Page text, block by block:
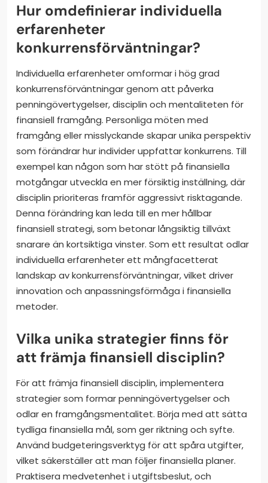
Hur omdefinierar individuella
erfarenheter
konkurrensförväntningar?
Individuella erfarenheter omformar i hög grad
konkurrensförväntningar genom att påverka
penningövertygelser, disciplin och mentaliteten för
finansiell framgång. Personliga möten med
framgång eller misslyckande skapar unika perspektiv
som förändrar hur individer uppfattar konkurrens. Till
exempel kan någon som har stött på finansiella
motgångar utveckla en mer försiktig inställning, där
disciplin prioriteras framför aggressivt risktagande.
Denna förändring kan leda till en mer hållbar
finansiell strategi, som betonar långsiktig tillväxt
snarare än kortsiktiga vinster. Som ett resultat odlar
individuella erfarenheter ett mångfacetterat
landskap av konkurrensförväntningar, vilket driver
innovation och anpassningsförmåga i finansiella
metoder.
Vilka unika strategier finns för
att främja finansiell disciplin?
För att främja finansiell disciplin, implementera
strategier som formar penningövertygelser och
odlar en framgångsmentalitet. Börja med att sätta
tydliga finansiella mål, som ger riktning och syfte.
Använd budgeteringsverktyg för att spåra utgifter,
vilket säkerställer att man följer finansiella planer.
Praktisera medvetenhet i utgiftsbeslut, och